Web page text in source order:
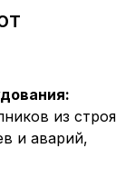
из строя
и аварий,